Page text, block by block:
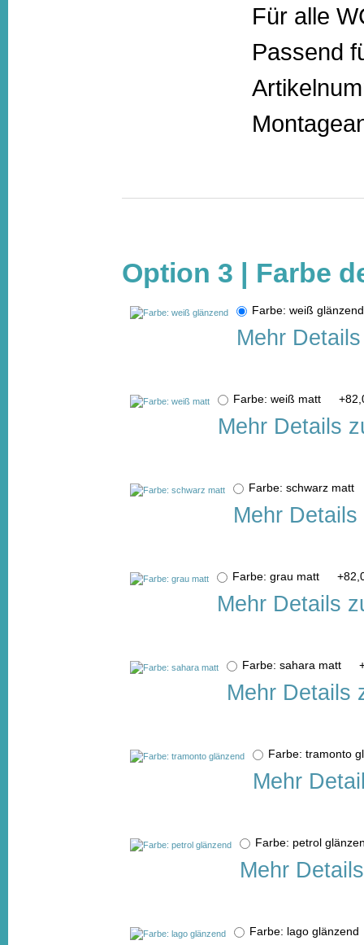
Für alle
Passend
Option 3 | Farbe
Farbe: weiß
Mehr
Farbe: weiß matt +
Mehr Details
Farbe: schwarz matt
Mehr
Farbe: grau matt +
Mehr Details
Farbe: sahara matt
Mehr Details
Farbe: tramonto
Mehr
Farbe: petrol
Mehr
Farbe: lago